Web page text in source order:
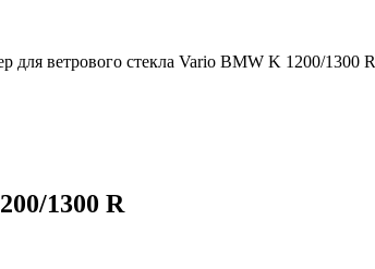
для ветрового стекла Vario BMW K 1200/1300 R
1300 R